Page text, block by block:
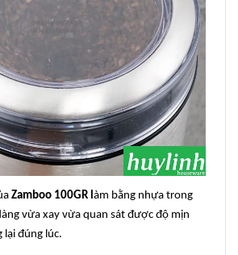
Zamboo 100GR l àm bằng nhựa trong
vừa xay vừa quan sát được độ mịn
lại đúng lúc.